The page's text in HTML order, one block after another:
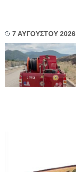
7 ΑΥΓΟΥΣΤΟΥ 2026